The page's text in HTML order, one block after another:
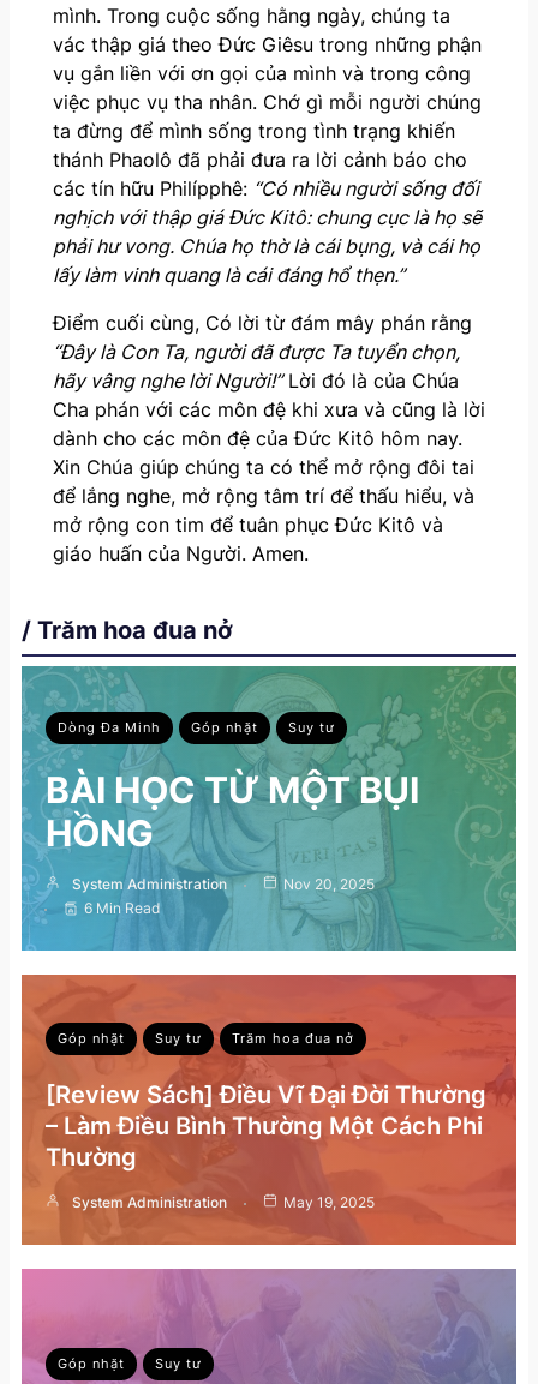
mình. Trong cuộc sống hằng ngày, chúng ta
vác thập giá theo Đức Giêsu trong những phận
vụ gắn liền với ơn gọi của mình và trong công
việc phục vụ tha nhân. Chớ gì mỗi người chúng
ta đừng để mình sống trong tình trạng khiến
thánh Phaolô đã phải đưa ra lời cảnh báo cho
các tín hữu Philípphê: “Có nhiều người sống đối
nghịch với thập giá Đức Kitô: chung cục là họ sẽ
phải hư vong. Chúa họ thờ là cái bụng, và cái họ
lấy làm vinh quang là cái đáng hổ thẹn.”
Điểm cuối cùng, Có lời từ đám mây phán rằng
“Đây là Con Ta, người đã được Ta tuyển chọn,
hãy vâng nghe lời Người!”Lời đó là của Chúa
Cha phán với các môn đệ khi xưa và cũng là lời
dành cho các môn đệ của Đức Kitô hôm nay.
Xin Chúa giúp chúng ta có thể mở rộng đôi tai
để lắng nghe, mở rộng tâm trí để thấu hiểu, và
mở rộng con tim để tuân phục Đức Kitô và
giáo huấn của Người. Amen.
/ Trăm hoa đua nở
Dòng Đa Minh Góp nhặt Suy tư
BÀI HỌC TỪ MỘT BỤI
HỒNG
System Administration
Nov 20, 2025
6 Min Read
Góp nhặt Suy tư Trăm hoa đua nở
[Review Sách] Điều Vĩ Đại Đời Thường
– Làm Điều Bình Thường Một Cách Phi
Thường
System Administration May 19, 2025
Góp nhặt Suy tư